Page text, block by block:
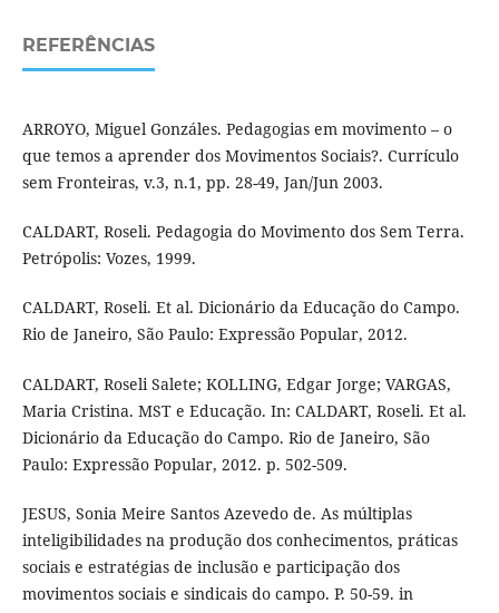
REFERÊNCIAS
ARROYO, Miguel Gonzáles. Pedagogias em movimento – o
que temos a aprender dos Movimentos Sociais?. Currículo
sem Fronteiras, v.3, n.1, pp. 28-49, Jan/Jun 2003.
CALDART, Roseli. Pedagogia do Movimento dos Sem Terra.
Petrópolis: Vozes, 1999.
CALDART, Roseli. Et al. Dicionário da Educação do Campo.
Rio de Janeiro, São Paulo: Expressão Popular, 2012.
CALDART, Roseli Salete; KOLLING, Edgar Jorge; VARGAS,
Maria Cristina. MST e Educação. In: CALDART, Roseli. Et al.
Dicionário da Educação do Campo. Rio de Janeiro, São
Paulo: Expressão Popular, 2012. p. 502-509.
JESUS, Sonia Meire Santos Azevedo de. As múltiplas
inteligibilidades na produção dos conhecimentos, práticas
sociais e estratégias de inclusão e participação dos
movimentos sociais e sindicais do campo. P. 50-59. in